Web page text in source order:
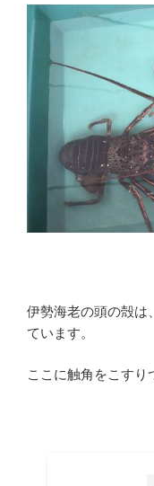
伊勢海老の頭の殻は
ています。
ここに触角をこすり